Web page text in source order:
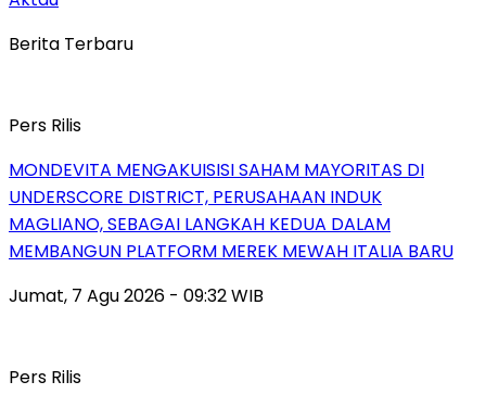
Berita Terbaru
Pers Rilis
MONDEVITA MENGAKUISISI SAHAM MAYORITAS DI
UNDERSCORE DISTRICT, PERUSAHAAN INDUK
MAGLIANO, SEBAGAI LANGKAH KEDUA DALAM
MEMBANGUN PLATFORM MEREK MEWAH ITALIA BARU
Jumat, 7 Agu 2026 - 09:32 WIB
Pers Rilis